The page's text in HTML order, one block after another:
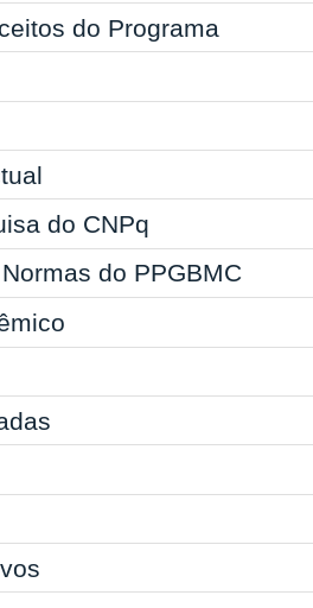
estratégico
do Programa
do CNPq
do